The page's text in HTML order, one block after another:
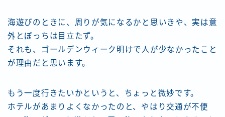
海遊びのときに、周りが気になるかと思いきや、実は意
外とぼっちは目立たず。
それも、ゴールデンウィーク明けで人が少なかったこと
が理由だと思います。
もう一度行きたいかというと、ちょっと微妙です。
ホテルがあまりよくなかったのと、やはり交通が不便